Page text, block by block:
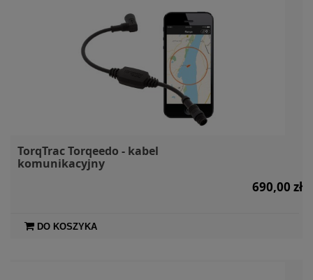
TorqTrac Torqeedo - kabel
komunikacyjny
690,00 zł
DO KOSZYKA